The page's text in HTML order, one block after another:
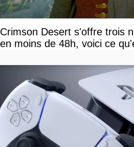
Crimson Desert s'offre trois
en moins de 48h, voici ce